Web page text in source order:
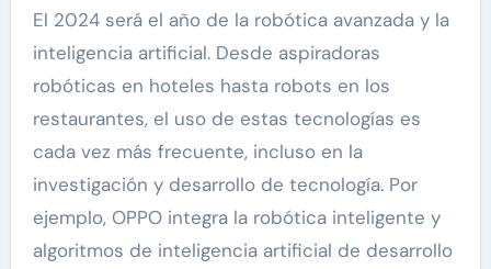
El 2024 será el año de la robótica avanzada y la
inteligencia artificial. Desde aspiradoras
robóticas en hoteles hasta robots en los
restaurantes, el uso de estas tecnologías es
cada vez más frecuente, incluso en la
investigación y desarrollo de tecnología. Por
ejemplo, OPPO integra la robótica inteligente y
algoritmos de inteligencia artificial de desarrollo